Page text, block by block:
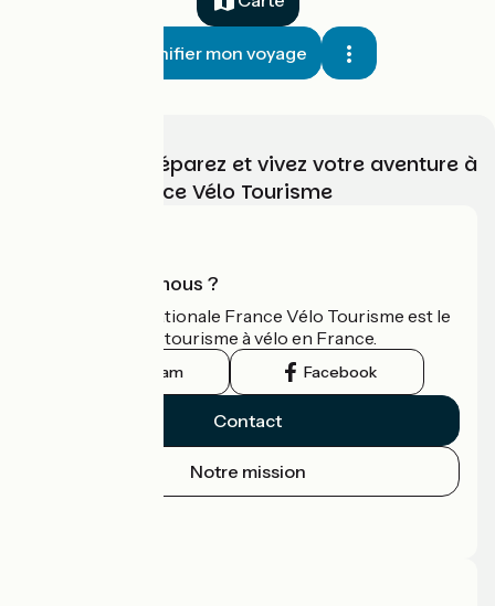
Planifier mon voyage
Choisissez, préparez et vivez votre aventure à
vélo avec France Vélo Tourisme
Qui sommes-nous ?
L'association nationale France Vélo Tourisme est le
guide officiel du tourisme à vélo en France.
Instagram Facebook
Contact
Notre mission